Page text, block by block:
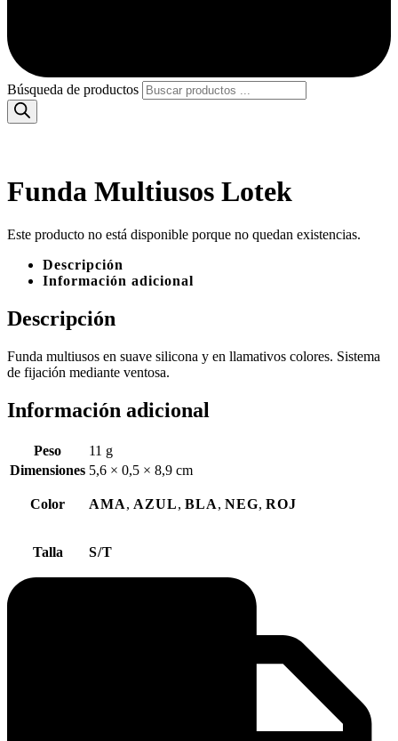
Búsqueda de productos
Funda Multiusos Lotek
Este producto no está disponible porque no quedan existencias.
Descripción
Información adicional
Descripción
Funda multiusos en suave silicona y en llamativos colores. Sistema
de fijación mediante ventosa.
Información adicional
Peso
11 g
Dimensiones 5,6 × 0,5 × 8,9 cm
Color AMA, AZUL, BLA, NEG, ROJ
Talla S/T